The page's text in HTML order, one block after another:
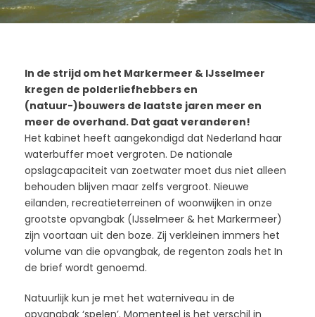
In de strijd om het Markermeer & IJsselmeer
kregen de polderliefhebbers en
(natuur-)bouwers de laatste jaren meer en
meer de overhand. Dat gaat veranderen!
Het kabinet heeft aangekondigd dat Nederland haar
waterbuffer moet vergroten. De nationale
opslagcapaciteit van zoetwater moet dus niet alleen
behouden blijven maar zelfs vergroot. Nieuwe
eilanden, recreatieterreinen of woonwijken in onze
grootste opvangbak (IJsselmeer & het Markermeer)
zijn voortaan uit den boze. Zij verkleinen immers het
volume van die opvangbak, de regenton zoals het In
de brief wordt genoemd.
Natuurlijk kun je met het waterniveau in de